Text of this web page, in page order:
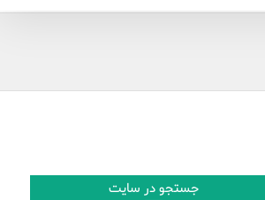
جستجو در سایت